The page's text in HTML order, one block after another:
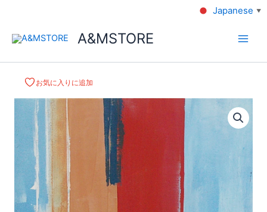
A&MSTORE
お気に入りに追加
Japanese ▼